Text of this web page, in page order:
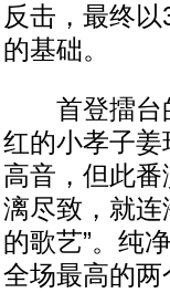
反击，最终
的基础。
首登擂台的
红的小孝子
高音，但此
漓尽致，就连
的歌艺”。纯
全场最高的两